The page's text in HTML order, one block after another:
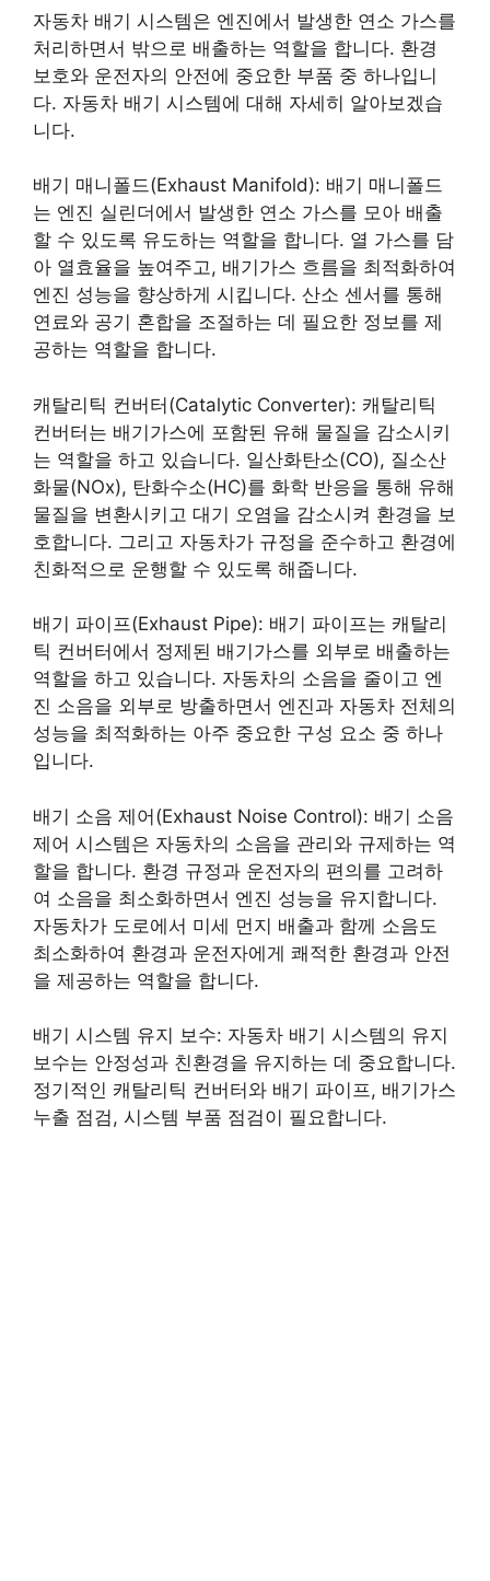
자동차 배기 시스템은 엔진에서 발생한 연소 가스를
처리하면서 밖으로 배출하는 역할을 합니다. 환경
보호와 운전자의 안전에 중요한 부품 중 하나입니
다. 자동차 배기 시스템에 대해 자세히 알아보겠습
니다.
배기 매니폴드(Exhaust Manifold): 배기 매니폴드
는 엔진 실린더에서 발생한 연소 가스를 모아 배출
할 수 있도록 유도하는 역할을 합니다. 열 가스를 담
아 열효율을 높여주고, 배기가스 흐름을 최적화하여
엔진 성능을 향상하게 시킵니다. 산소 센서를 통해
연료와 공기 혼합을 조절하는 데 필요한 정보를 제
공하는 역할을 합니다.
캐탈리틱 컨버터(Catalytic Converter): 캐탈리틱
컨버터는 배기가스에 포함된 유해 물질을 감소시키
는 역할을 하고 있습니다. 일산화탄소(CO), 질소산
화물(NOx), 탄화수소(HC)를 화학 반응을 통해 유해
물질을 변환시키고 대기 오염을 감소시켜 환경을 보
호합니다. 그리고 자동차가 규정을 준수하고 환경에
친화적으로 운행할 수 있도록 해줍니다.
배기 파이프(Exhaust Pipe): 배기 파이프는 캐탈리
틱 컨버터에서 정제된 배기가스를 외부로 배출하는
역할을 하고 있습니다. 자동차의 소음을 줄이고 엔
진 소음을 외부로 방출하면서 엔진과 자동차 전체의
성능을 최적화하는 아주 중요한 구성 요소 중 하나
입니다.
배기 소음 제어(Exhaust Noise Control): 배기 소음
제어 시스템은 자동차의 소음을 관리와 규제하는 역
할을 합니다. 환경 규정과 운전자의 편의를 고려하
여 소음을 최소화하면서 엔진 성능을 유지합니다.
자동차가 도로에서 미세 먼지 배출과 함께 소음도
최소화하여 환경과 운전자에게 쾌적한 환경과 안전
을 제공하는 역할을 합니다.
배기 시스템 유지 보수: 자동차 배기 시스템의 유지
보수는 안정성과 친환경을 유지하는 데 중요합니다.
정기적인 캐탈리틱 컨버터와 배기 파이프, 배기가스
누출 점검, 시스템 부품 점검이 필요합니다.